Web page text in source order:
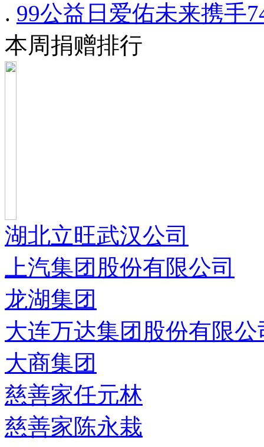
. 99公益日爱佑未来携手
本周捐赠排行
湖北立旺武汉公司
上汽集团股份有限公司
龙湖集团
大连万达集团股份有限公
大商集团
慈善家任元林
慈善家陈永栽